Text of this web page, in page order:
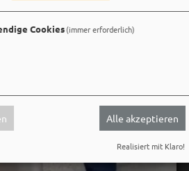
Cookies(immer erforderlich)
Alle akzeptieren
Realisiert mit Klaro!